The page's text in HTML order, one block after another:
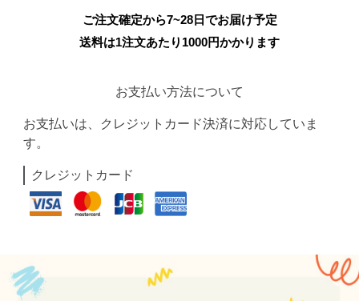
ご注文確定から7~28日でお届け予定
送料は1注文あたり 1000円かかります
お支払い方法について
お支払いは、クレジットカード決済に対応していま
す。
クレジットカード